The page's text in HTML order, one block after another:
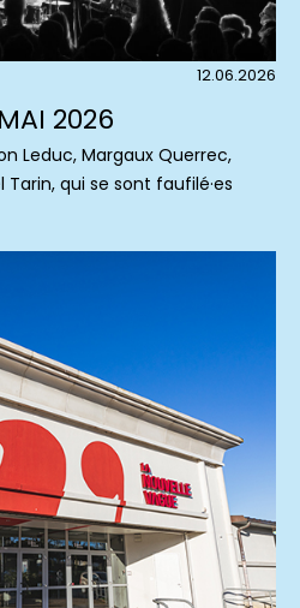
12.06.2026
2026
Leduc, Margaux Querrec,
qui se sont faufilé·es